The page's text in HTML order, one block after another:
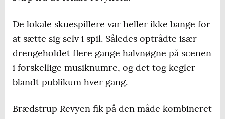
De lokale skuespillere var heller ikke bange for
at sætte sig selv i spil. Således optrådte især
drengeholdet flere gange halvnøgne på scenen
i forskellige musiknumre, og det tog kegler
blandt publikum hver gang.
Brædstrup Revyen fik på den måde kombineret